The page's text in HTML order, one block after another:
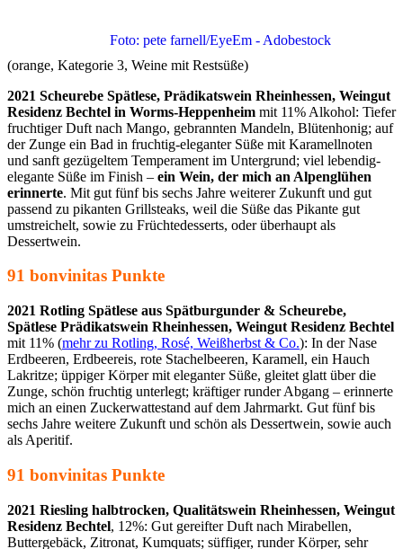
Foto: pete farnell/EyeEm - Adobestock
(orange, Kategorie 3, Weine mit Restsüße)
2021 Scheurebe Spätlese, Prädikatswein Rheinhessen, Weingut
Residenz Bechtel in Worms-Heppenheim mit 11% Alkohol: Tiefer
fruchtiger Duft nach Mango, gebrannten Mandeln, Blütenhonig; auf
der Zunge ein Bad in fruchtig-eleganter Süße mit Karamellnoten
und sanft gezügeltem Temperament im Untergrund; viel lebendig-
elegante Süße im Finish – ein Wein, der mich an Alpenglühen
erinnerte. Mit gut fünf bis sechs Jahre weiterer Zukunft und gut
passend zu pikanten Grillsteaks, weil die Süße das Pikante gut
umstreichelt, sowie zu Früchtedesserts, oder überhaupt als
Dessertwein.
91 bonvinitas Punkte
2021 Rotling Spätlese aus Spätburgunder & Scheurebe,
Spätlese Prädikatswein Rheinhessen, Weingut Residenz Bechtel
mit 11% (mehr zu Rotling, Rosé, Weißherbst & Co.): In der Nase
Erdbeeren, Erdbeereis, rote Stachelbeeren, Karamell, ein Hauch
Lakritze; üppiger Körper mit eleganter Süße, gleitet glatt über die
Zunge, schön fruchtig unterlegt; kräftiger runder Abgang – erinnerte
mich an einen Zuckerwattestand auf dem Jahrmarkt. Gut fünf bis
sechs Jahre weitere Zukunft und schön als Dessertwein, sowie auch
als Aperitif.
91 bonvinitas Punkte
2021 Riesling halbtrocken, Qualitätswein Rheinhessen, Weingut
Residenz Bechtel, 12%: Gut gereifter Duft nach Mirabellen,
Buttergebäck, Zitronat, Kumquats; süffiger, runder Körper, sehr